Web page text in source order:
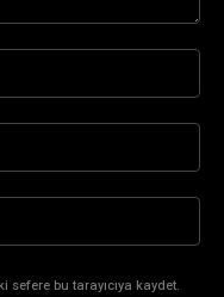
bu tarayıcıya kaydet.